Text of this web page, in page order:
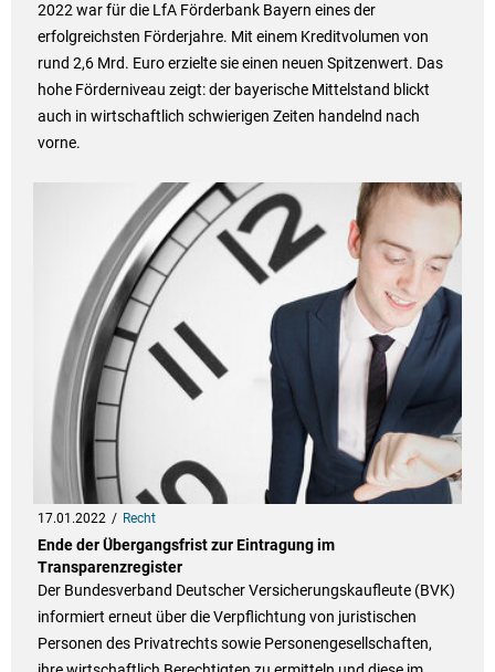
2022 war für die LfA Förderbank Bayern eines der
erfolgreichsten Förderjahre. Mit einem Kreditvolumen von
rund 2,6 Mrd. Euro erzielte sie einen neuen Spitzenwert. Das
hohe Förderniveau zeigt: der bayerische Mittelstand blickt
auch in wirtschaftlich schwierigen Zeiten handelnd nach
vorne.
17.01.2022 Recht
Ende der Übergangsfrist zur Eintragung im
Transparenzregister
Der Bundesverband Deutscher Versicherungskaufleute (BVK)
informiert erneut über die Verpflichtung von juristischen
Personen des Privatrechts sowie Personengesellschaften,